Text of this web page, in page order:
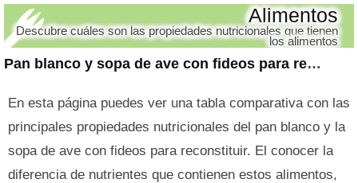
Pan blanco y sopa de ave con fideos para reconstituir
Alimentos
Descubre cuáles son las propiedades nutricionales que tienen
los alimentos
En esta página puedes ver una tabla comparativa con las
principales propiedades nutricionales del pan blanco y la
sopa de ave con fideos para reconstituir. El conocer la
diferencia de nutrientes que contienen estos alimentos,